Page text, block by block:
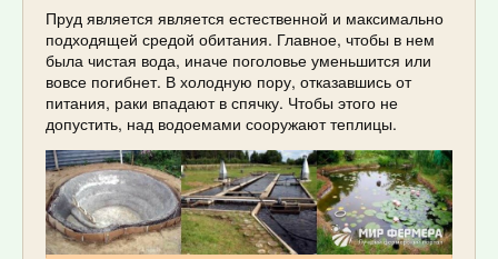
Пруд является является естественной и максимально
подходящей средой обитания. Главное, чтобы в нем
была чистая вода, иначе поголовье уменьшится или
вовсе погибнет. В холодную пору, отказавшись от
питания, раки впадают в спячку. Чтобы этого не
допустить, над водоемами сооружают теплицы.